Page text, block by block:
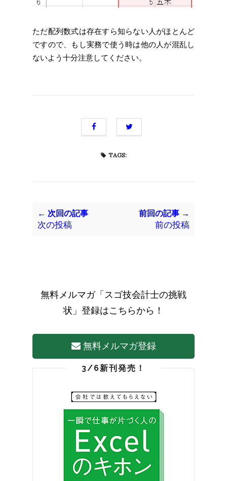
ただ配列数式は存在すら知らない人がほとんど
ですので、もし実務で使う時は他の人が混乱し
ないよう十分注意してください。
TAGS:
← 次回の記事
次の投稿
前回の記事 →
前の投稿
無料メルマガ「スゴ技会計士の挑戦
状」登録はこちらから！
無料メルマガ登録
3/6新刊発売！